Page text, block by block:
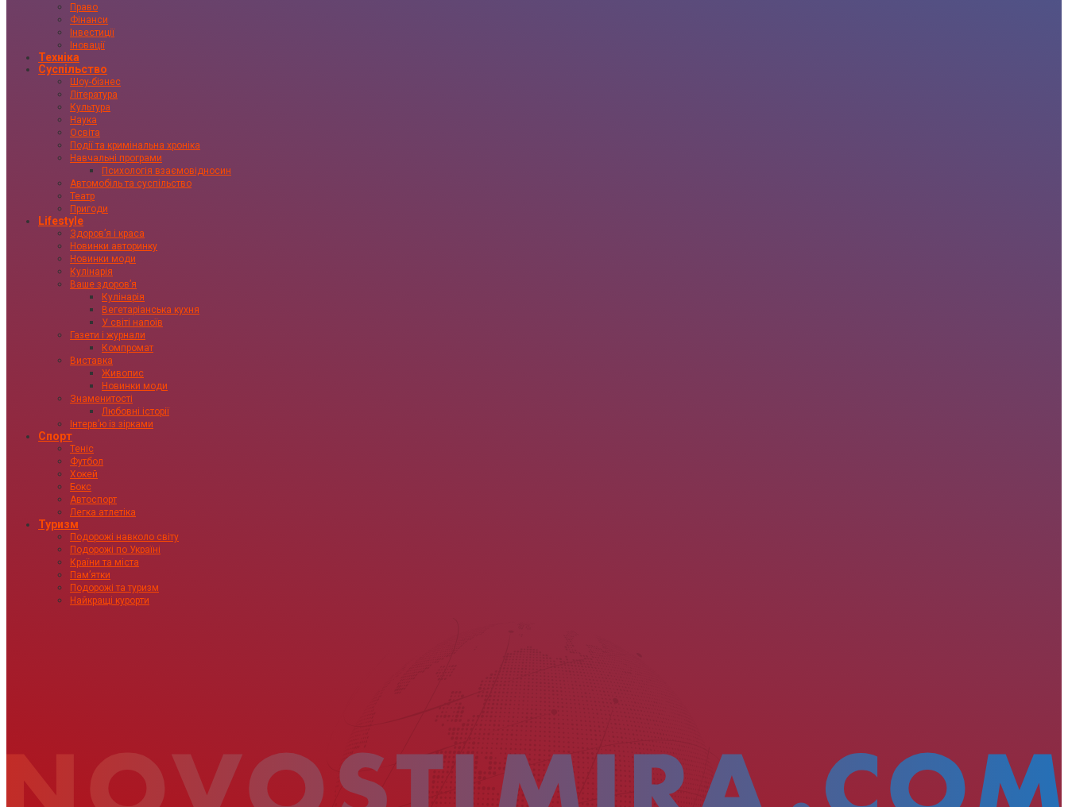
Право
Фінанси
Інвестиції
Іновації
Техніка
Суспільство
Шоу-бізнес
Література
Культура
Наука
Освіта
Події та кримінальна хроніка
Навчальні програми
Психологія взаємовідносин
Автомобіль та суспільство
Театр
Пригоди
Lifestyle
Здоровʼя і краса
Новинки авторинку
Новинки моди
Кулінарія
Ваше здоровʼя
Кулінарія
Вегетаріанська кухня
У світі напоїв
Газети і журнали
Компромат
Виставка
Живопис
Новинки моди
Знаменитості
Любовні історії
Інтервʼю із зірками
Спорт
Теніс
Футбол
Хокей
Бокс
Автоспорт
Легка атлетіка
Туризм
Подорожі навколо світу
Подорожі по Україні
Країни та міста
Пам’ятки
Подорожі та туризм
Найкращі курорти